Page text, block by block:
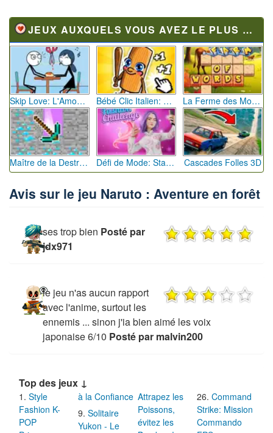
JEUX AUXQUELS VOUS AVEZ LE PLUS JOUÉ
Skip Love: L'Amour en Péril Bébé Clic Italien: La Folie des Petits Bambins La Ferme des Mots - Cultivez votre Vocabulaire
Maître de la Destruction: Fusion de Pioches Défi de Mode: Star du Podium Cascades Folles 3D
Avis sur le jeu Naruto : Aventure en forêt
ses trop bien Posté par
jdx971
le jeu n'as aucun rapport
avec l'anime, surtout les
ennemis ... sinon j'ia bien aimé les voix
japonaise 6/10 Posté par malvin200
Top des jeux ↓
Style
Fashion K-
POP
à la Confiance
Solitaire
Yukon - Le
Attrapez les
Poissons,
évitez les
Command
Strike: Mission
Commando